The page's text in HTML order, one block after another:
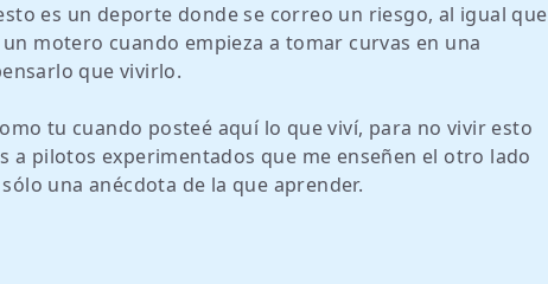
es un deporte donde se correo un riesgo, al igual que
motero cuando empieza a tomar curvas en una
que vivirlo.
tu cuando posteé aquí lo que viví, para no vivir esto
a pilotos experimentados que me enseñen el otro lado
una anécdota de la que aprender.